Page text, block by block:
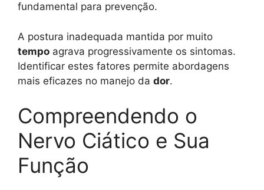
fundamental para prevenção.
A postura inadequada mantida por muito
tempo agrava progressivamente os sintomas.
Identificar estes fatores permite abordagens
mais eficazes no manejo da dor.
Compreendendo o
Nervo Ciático e Sua
Função